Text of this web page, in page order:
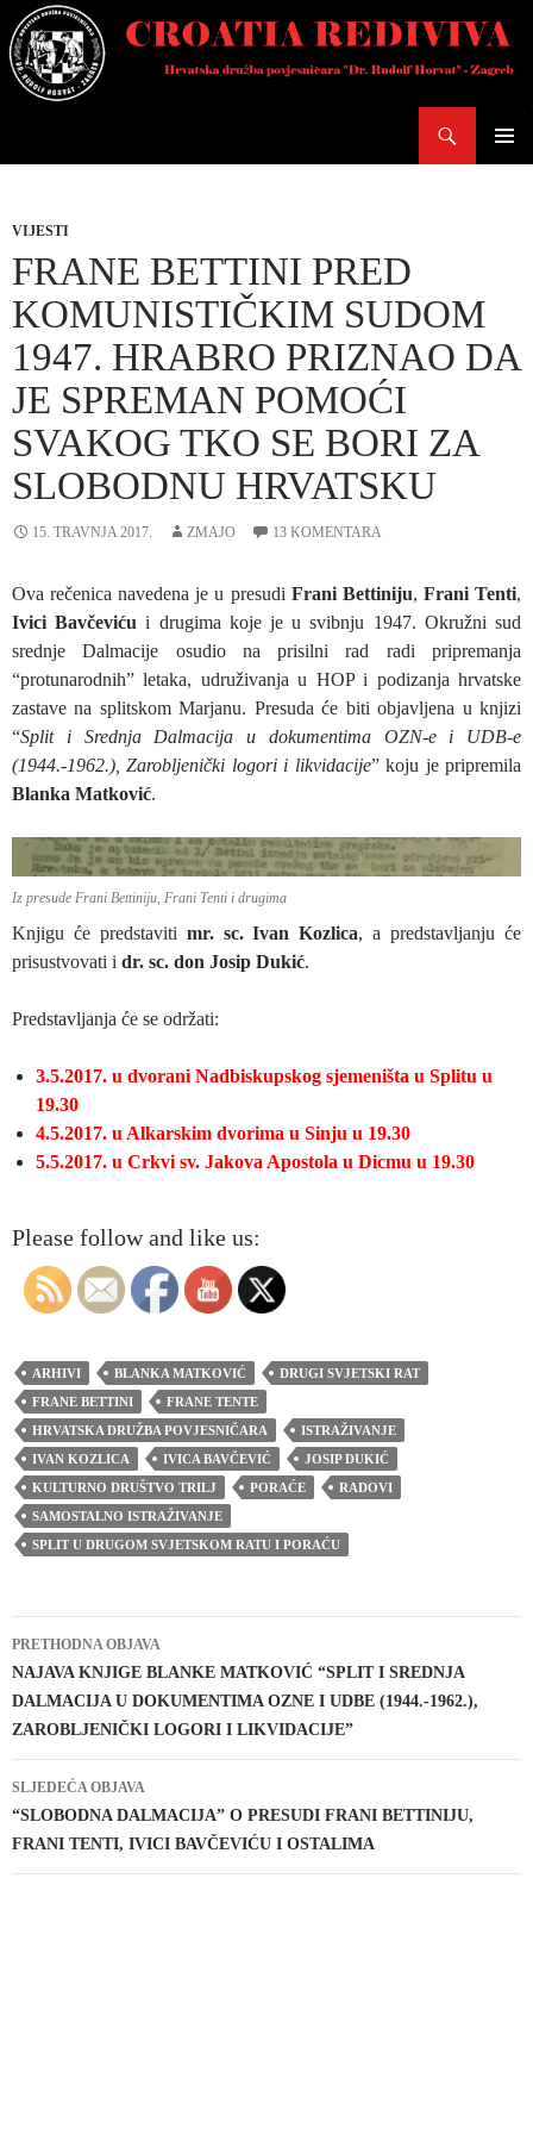
Skoči
do
sadržaja
VIJESTI
FRANE BETTINI PRED
KOMUNISTIČKIM SUDOM
1947. HRABRO PRIZNAO DA
JE SPREMAN POMOĆI
SVAKOG TKO SE BORI ZA
SLOBODNU HRVATSKU
15. TRAVNJA 2017. ZMAJO 13 KOMENTARA
Ova rečenica navedena je u presudi Frani Bettiniju, Frani Tenti,
Ivici Bavčeviću i drugima koje je u svibnju 1947. Okružni sud
srednje Dalmacije osudio na prisilni rad radi pripremanja
“protunarodnih” letaka, udruživanja u HOP i podizanja hrvatske
zastave na splitskom Marjanu. Presuda će biti objavljena u knjizi
“Split i Srednja Dalmacija u dokumentima OZN-e i UDB-e
(1944.-1962.), Zarobljenički logori i likvidacije” koju je pripremila
Blanka Matković.
Iz presude Frani Bettiniju, Frani Tenti i drugima
Knjigu će predstaviti mr. sc. Ivan Kozlica, a predstavljanju će
prisustvovati i dr. sc. don Josip Dukić.
Predstavljanja će se održati:
3.5.2017. u dvorani Nadbiskupskog sjemeništa u Splitu u
19.30
4.5.2017. u Alkarskim dvorima u Sinju u 19.30
5.5.2017. u Crkvi sv. Jakova Apostola u Dicmu u 19.30
Please follow and like us:
ARHIVI BLANKA MATKOVIĆ
DRUGI SVJETSKI RAT
FRANE BETTINI
FRANE TENTE
HRVATSKA DRUŽBA POVJESNIČARA
ISTRAŽIVANJE
IVAN KOZLICA
IVICA BAVČEVIĆ
JOSIP DUKIĆ
KULTURNO DRUŠTVO TRILJ
PORAĆE
RADOVI
SAMOSTALNO ISTRAŽIVANJE
SPLIT U DRUGOM SVJETSKOM RATU I PORAĆU
Navigacija
objava
PRETHODNA OBJAVA
NAJAVA KNJIGE BLANKE MATKOVIĆ “SPLIT I SREDNJA
DALMACIJA U DOKUMENTIMA OZNE I UDBE (1944.-1962.),
ZAROBLJENIČKI LOGORI I LIKVIDACIJE”
SLJEDEĆA OBJAVA
“SLOBODNA DALMACIJA” O PRESUDI FRANI BETTINIJU,
FRANI TENTI, IVICI BAVČEVIĆU I OSTALIMA